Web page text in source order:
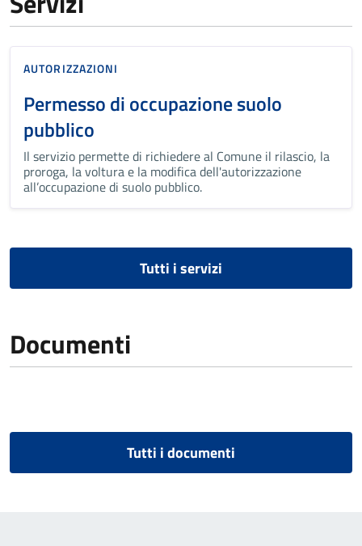
AUTORIZZAZIONI
Permesso di occupazione suolo
pubblico
Il servizio permette di richiedere al Comune il rilascio, la
proroga, la voltura e la modifica dell'autorizzazione
all’occupazione di suolo pubblico.
Tutti i servizi
Documenti
Tutti i documenti